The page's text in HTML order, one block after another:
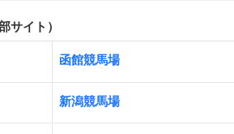
サイト）
函館競馬場
新潟競馬場